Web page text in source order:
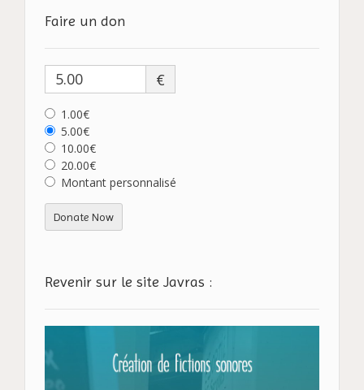
Faire un don
€
1.00€
5.00€
10.00€
20.00€
Montant personnalisé
Donate Now
Revenir sur le site Javras :